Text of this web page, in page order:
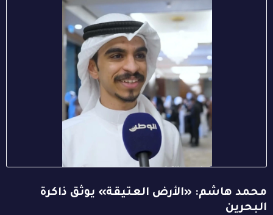
محمد هاشم: «الأرض العتيقة» يوثق ذاكرة
البحرين